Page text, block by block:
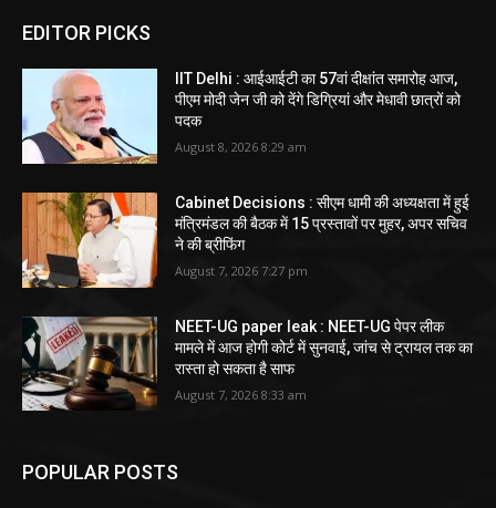
EDITOR PICKS
IIT Delhi : आईआईटी का 57वां दीक्षांत समारोह आज,
पीएम मोदी जेन जी को देंगे डिग्रियां और मेधावी छात्रों को
पदक
August 8, 2026 8:29 am
Cabinet Decisions : सीएम धामी की अध्यक्षता में हुई
मंत्रिमंडल की बैठक में 15 प्रस्तावों पर मुहर, अपर सचिव
ने की ब्रीफिंग
August 7, 2026 7:27 pm
NEET-UG paper leak : NEET-UG पेपर लीक
मामले में आज होगी कोर्ट में सुनवाई, जांच से ट्रायल तक का
रास्ता हो सकता है साफ
August 7, 2026 8:33 am
POPULAR POSTS